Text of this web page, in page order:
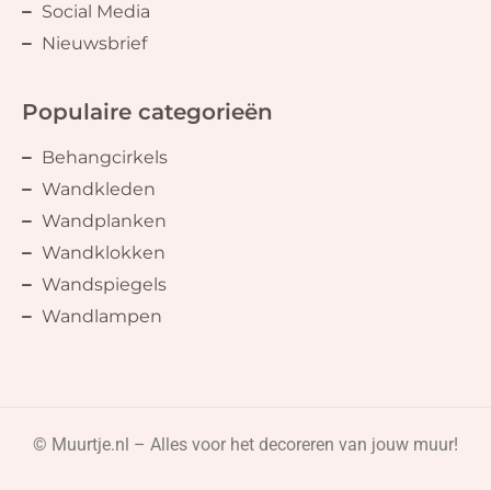
Social Media
Nieuwsbrief
Populaire categorieën
Behangcirkels
Wandkleden
Wandplanken
Wandklokken
Wandspiegels
Wandlampen
© Muurtje.nl – Alles voor het decoreren van jouw muur!